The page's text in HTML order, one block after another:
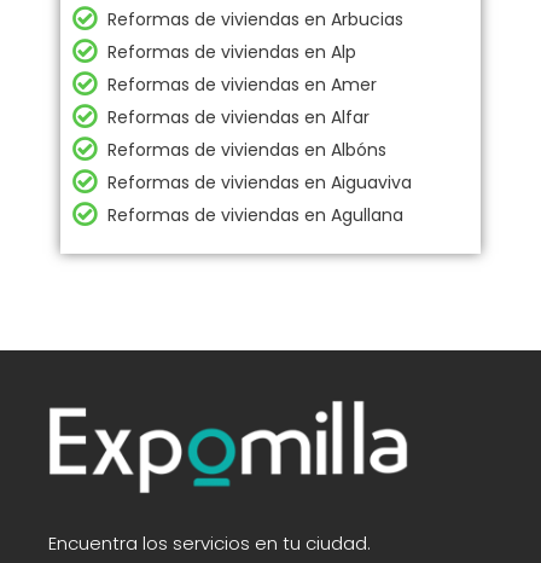
Reformas de viviendas en Arbucias
Reformas de viviendas en Alp
Reformas de viviendas en Amer
Reformas de viviendas en Alfar
Reformas de viviendas en Albóns
Reformas de viviendas en Aiguaviva
Reformas de viviendas en Agullana
Encuentra los servicios en tu ciudad.